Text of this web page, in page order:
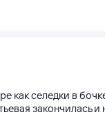
селедки в
закончилась и